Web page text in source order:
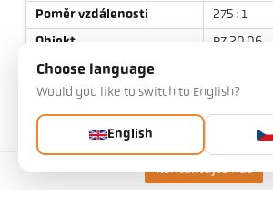
Kontaktujte nás
Poměr vzdálenosti
275 : 1
Objekt
PZ 20.06
Princip měření
Zaměřovací zařízení
Pilotní
Technické údaje
Choose language
Would you like to switch to English?
English